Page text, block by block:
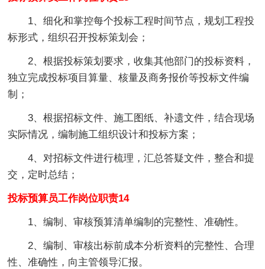
1、细化和掌控每个投标工程时间节点，规划工程投
标形式，组织召开投标策划会；
2、根据投标策划要求，收集其他部门的投标资料，
独立完成投标项目算量、核量及商务报价等投标文件编
制；
3、根据招标文件、施工图纸、补遗文件，结合现场
实际情况，编制施工组织设计和投标方案；
4、对招标文件进行梳理，汇总答疑文件，整合和提
交，定时总结；
投标预算员工作岗位职责14
1、编制、审核预算清单编制的完整性、准确性。
2、编制、审核出标前成本分析资料的完整性、合理
性、准确性，向主管领导汇报。